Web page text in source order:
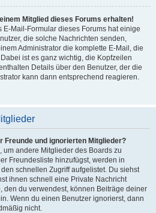
Mitglied dieses Forums erhalten!
E-Mail-Formular dieses Forums hat einige
die solche Nachrichten senden,
Administrator die komplette E-Mail, die
ist es ganz wichtig, die Kopfzeilen
Details über den Benutzer, der die
kann dann entsprechend reagieren.
Freunde und ignorierten Mitglieder?
um andere Mitglieder des Boards zu
Freundesliste hinzufügst, werden in
schnellen Zugriff aufgelistet. Du siehst
ihnen schnell eine Private Nachricht
den du verwendest, können Beiträge deiner
Wenn du einen Benutzer ignorierst, dann
nicht.